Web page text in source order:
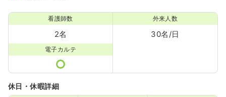
看護師数
2名
外来人数
30名/日
電子カルテ
休日・休暇詳細